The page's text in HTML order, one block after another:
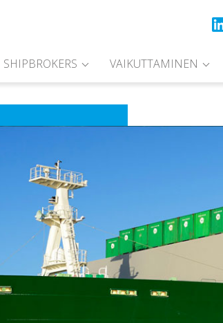
SHIPBROKERS VAIKUTTAMINEN